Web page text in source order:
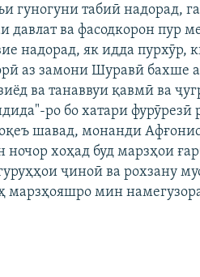
гуногуни табиӣ надорад,
давлат ва фасодкорон пур
надорад, як идда пурхӯр,
аз замони Шуравӣ бахше
ва танаввуи қавмӣ ва
ро бо хатари фурӯрезӣ
шавад, монанди
ночор хоҳад буд марзҳои
ҷиноӣ ва рохзану
марзҳояшро мин